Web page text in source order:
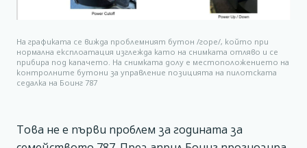
На графиката се вижда проблемният бутон /горе/, който при
нормална експлоатация изглежда като на снимката отляво и се
прибира под капачето. На снимката долу е местоположението на
контролните бутони за управление позицията на пилотската
седалка на Боинг 787
Това не е първи проблем за годината за